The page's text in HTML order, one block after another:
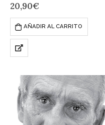
en quienes lo ejercen y en
quienes miran hacia…
20,90€
AÑADIR AL CARRITO